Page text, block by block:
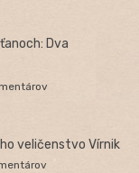
Dva
veličenstvo Vírnik